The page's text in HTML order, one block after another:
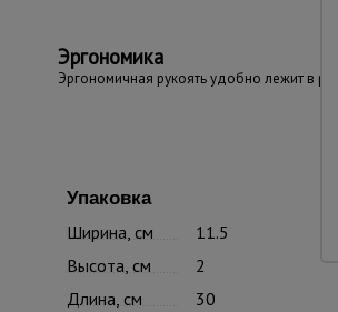
Эргономика
Эргономичная рукоять удобно лежит в руке
Упаковка
Ширина, см
11.5
Высота, см
2
Длина, см
30